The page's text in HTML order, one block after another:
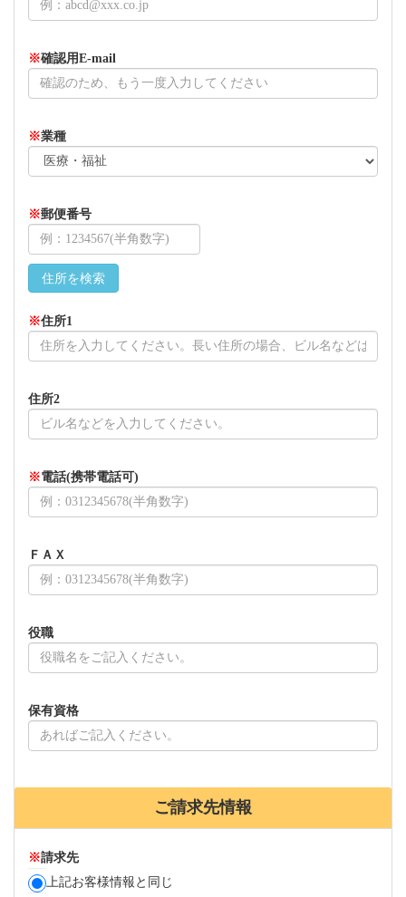
※確認用E-mail
※業種
※郵便番号
※住所1
住所2
※電話(携帯電話可)
ＦＡＸ
役職
保有資格
ご請求先情報
※請求先
上記お客様情報と同じ